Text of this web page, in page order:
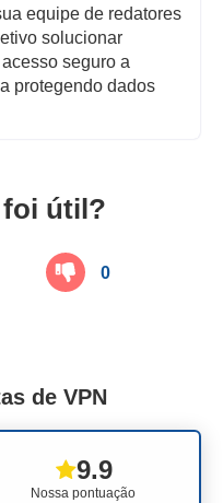
equipe de redatores
solucionar
seguro a
protegendo dados
útil?
0
de VPN
Nossa pontuação
9.9